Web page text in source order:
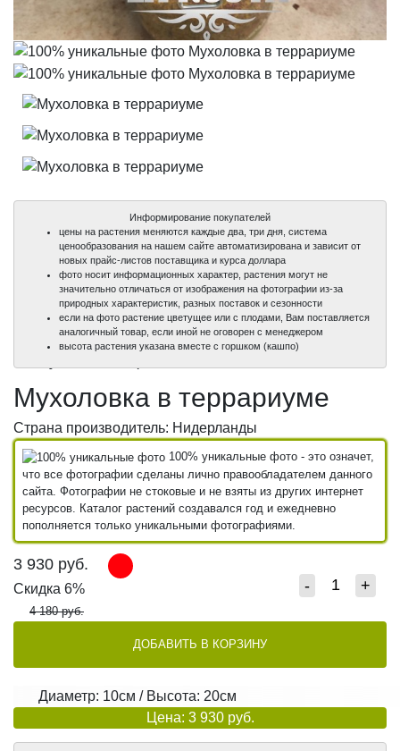
100%
100%
100%
Информирование покупателей
цены на растения меняются каждые два, три дня, система
ценообразования на нашем сайте автоматизирована и зависит от
новых прайс-листов поставщика и курса доллара
фото носит информационных характер, растения могут не
значительно отличаться от изображения на фотографии из-за
природных характеристик, разных поставок и сезонности
если на фото растение цветущее или с плодами, Вам поставляется
аналогичный товар, если иной не оговорен с менеджером
высота растения указана вместе с горшком (кашпо)
Мухоловка в террариуме
Страна производитель: Нидерланды
100% уникальные фото - это означет,
что все фотографии сделаны лично правообладателем данного
сайта. Фотографии не стоковые и не взяты из других интернет
ресурсов. Каталог растений создавался год и ежедневно
пополняется только уникальными фотографиями.
3 930 руб.
Скидка 6%
4 180 руб.
- +
ДОБАВИТЬ В КОРЗИНУ
Диаметр: 10см / Высота: 20см
Цена: 3 930 руб.